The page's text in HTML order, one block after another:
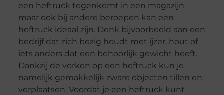
een heftruck tegenkomt in een magazijn,
maar ook bij andere beroepen kan een
heftruck ideaal zijn. Denk bijvoorbeeld aan een
bedrijf dat zich bezig houdt met ijzer, hout of
iets anders dat een behoorlijk gewicht heeft.
Dankzij de vorken op een heftruck kun je
namelijk gemakkelijk zware objecten tillen en
verplaatsen. Voordat je een heftruck kunt